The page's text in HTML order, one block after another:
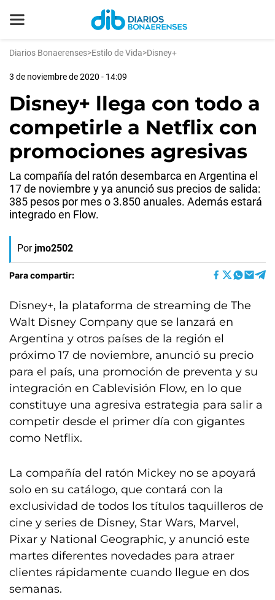
Diarios Bonaerenses>Estilo de Vida>Disney+
3 de noviembre de 2020 - 14:09
Disney+ llega con todo a
competirle a Netflix con
promociones agresivas
La compañía del ratón desembarca en Argentina el
17 de noviembre y ya anunció sus precios de salida:
385 pesos por mes o 3.850 anuales. Además estará
integrado en Flow.
Por jmo2502
Para compartir:
Disney+, la plataforma de streaming de The
Walt Disney Company que se lanzará en
Argentina y otros países de la región el
próximo 17 de noviembre, anunció su precio
para el país, una promoción de preventa y su
integración en Cablevisión Flow, en lo que
constituye una agresiva estrategia para salir a
competir desde el primer día con gigantes
como Netflix.
La compañía del ratón Mickey no se apoyará
solo en su catálogo, que contará con la
exclusividad de todos los títulos taquilleros de
cine y series de Disney, Star Wars, Marvel,
Pixar y National Geographic, y anunció este
martes diferentes novedades para atraer
clientes rápidamente cuando llegue en dos
semanas.